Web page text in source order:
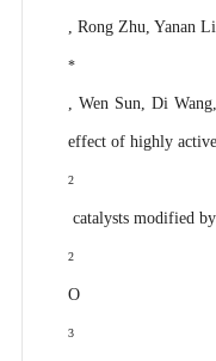
, Rong Zhu, Yanan
*
, Wen Sun, Di
effect of highly
2
catalysts modified
2
O
3